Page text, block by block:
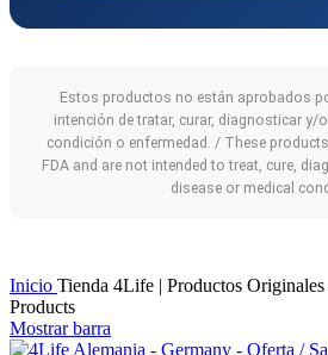
Estos productos no están aprobados
intención de tratar, curar, diagnosticar y/
condición o enfermedad. / These
FDA and are not intended to treat, cure,
disease or medical
Inicio Tienda 4Life | Productos
Products
Mostrar barra